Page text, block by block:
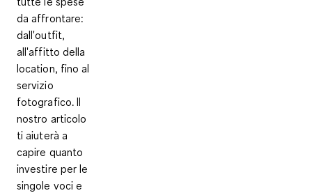
da affrontare:
dall'outfit,
all'affitto della
location, fino al
servizio
fotografico. Il
nostro articolo
ti aiuterà a
capire quanto
investire per le
singole voci e